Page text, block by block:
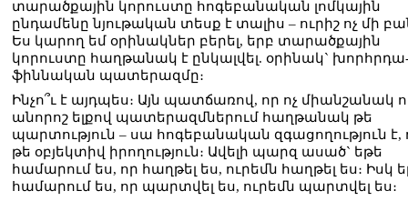
տարածքային կորուստը հոգեբանական լոմկային
ընդամենը նյութական տեսք է տալիս – ուրիշ ոչ մի
Ես կարող եմ օրինակներ բերել, երբ տարածքային
կորուստը հաղթանակ է ընկալվել. օրինակ`
ֆիննական պատերազմը։
Ինչո՞ւ է այդպես։ Այն պատճառով, որ ոչ միանշանակ
անորոշ ելքով պատերազմներում հաղթանակ թե
պարտություն – սա հոգեբանական զգացողություն է,
թե օբյեկտիվ իրողություն։ Ավելի պարզ ասած` եթե
համարում ես, որ հաղթել ես, ուրեմն հաղթել ես։ Իսկ
համարում ես, որ պարտվել ես, ուրեմն պարտվել ես։